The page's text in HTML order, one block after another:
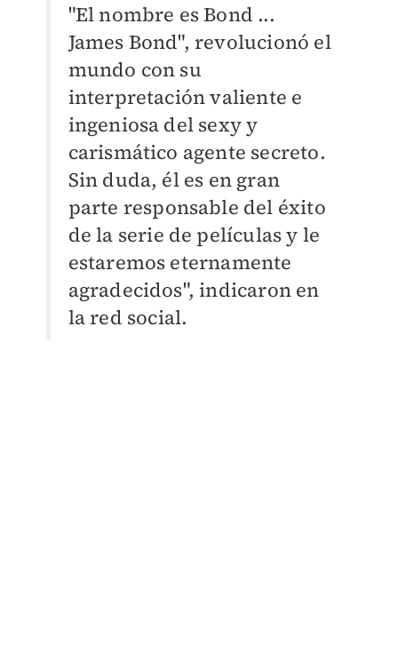
"El nombre es Bond ...
James Bond", revolucionó el
mundo con su
interpretación valiente e
ingeniosa del sexy y
carismático agente secreto.
Sin duda, él es en gran
parte responsable del éxito
de la serie de películas y le
estaremos eternamente
agradecidos", indicaron en
la red social.